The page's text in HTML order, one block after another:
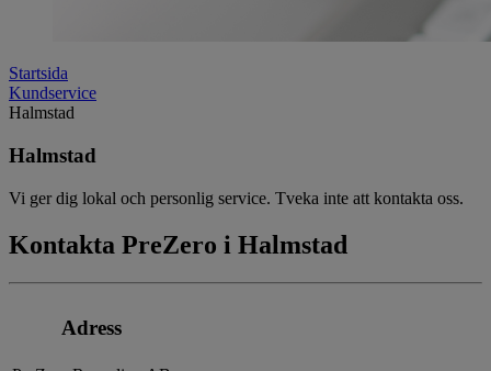
Startsida
Kundservice
Halmstad
Halmstad
Vi ger dig lokal och personlig service. Tveka inte att kontakta oss.
Kontakta PreZero i Halmstad
Adress